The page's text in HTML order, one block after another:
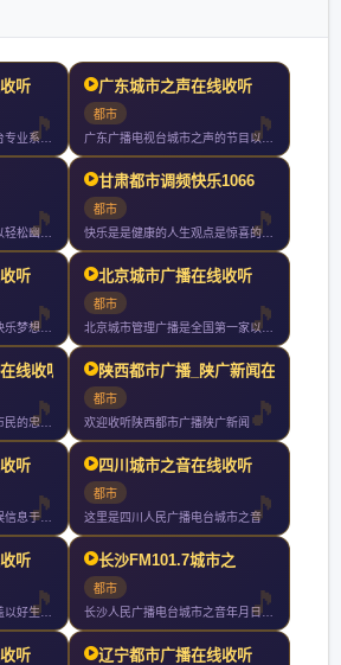
听
都市广播是沈阳广播电视台专业系列广播频率之一都市广播作为辽沈
广东城市之声在线收听
都市
广东广播电视台城市之声的节目以丰富多样性和都市色彩为特征每天
贵州都市广播的频道理念以轻松幽默的风格时尚有效的内容为私家车
甘肃都市调频快乐1066
都市
快乐是是健康的人生观点是惊喜的节目内容是流行的都市文化是热情
听
私家车第一广播城市之声快乐梦想家拥有全球最顶尖的主持群创造知
北京城市广播在线收听
都市
北京城市管理广播是全国第一家以城市管理和服务为主要内容的广播
线收听
都市生活广播提出了要做市民的忠实朋友把全心全意为市民服务作为
陕西都市广播_陕广新闻在
都市
欢迎收听陕西都市广播陕广新闻
听
集交通警务科技商务和文娱信息于一体的省级交通专业广播电台以私
四川城市之音在线收听
都市
这里是四川人民广播电台城市之音
听
安徽城市之声全省双频覆盖以好生活听我的为品牌标识以好听实用轻
长沙FM101.7城市之
都市
长沙人民广播电台城市之音年月日开播湖南一家引进系统的类型化音
听 辽宁都市广播在线收听